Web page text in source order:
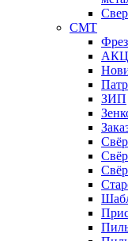
CMT
ЗИП